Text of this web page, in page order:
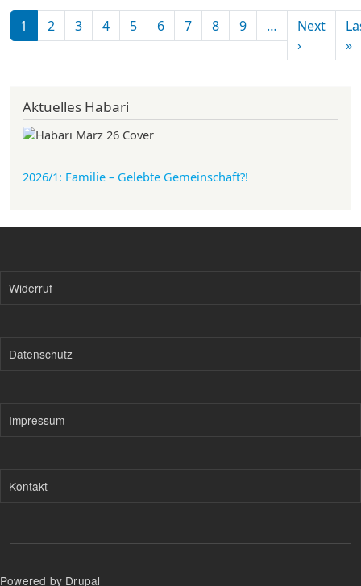
Seitennummerierung
1 2 3 4 5 6 7 8 9 …
Next
›Nächste»
Aktuelles Habari
2026/1: Familie – Gelebte Gemeinschaft?!
Widerruf
Datenschutz
Impressum
Kontakt
Powered by Drupal